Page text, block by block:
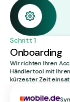
Schritt 1
Onboarding
Wir richten Ihren
Händlertool mit
kürzester Zeit